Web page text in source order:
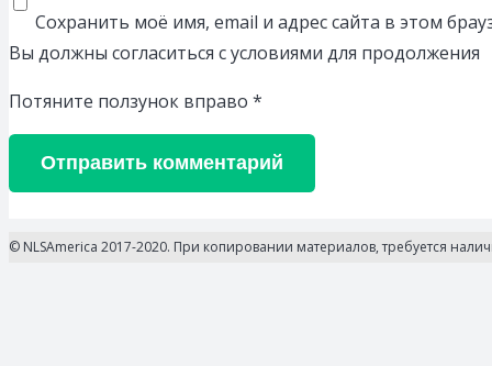
Сохранить моё имя, email и адрес сайта в этом
Вы должны согласиться с условиями для продолжения
Потяните ползунок вправо *
Отправить комментарий
© NLSAmerica 2017-2020. При копировании материалов, требуется